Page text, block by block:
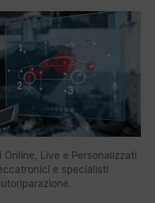
Online, Live e Personalizzati
e specialisti